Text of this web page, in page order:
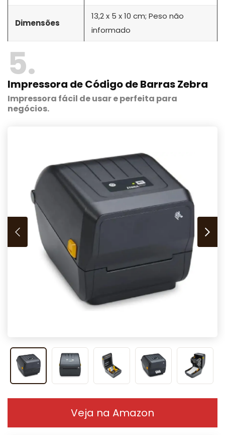
Dimensões
13,2 x 5 x 10 cm; Peso não
informado
5
Impressora de Código de Barras Zebra
Impressora fácil de usar e perfeita para
negócios.
Veja na Amazon